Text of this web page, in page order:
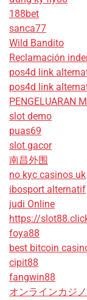
188bet
sanca77
Wild Bandito
Reclamación
pos4d link
pos4d link
PENGELUARAN
slot demo
puas69
slot gacor
南昌外围
no kyc casinos uk
ibosport alternatif
judi Online
https://
foya88
best bitcoin
cipit88
fangwin88
オンラインカジ